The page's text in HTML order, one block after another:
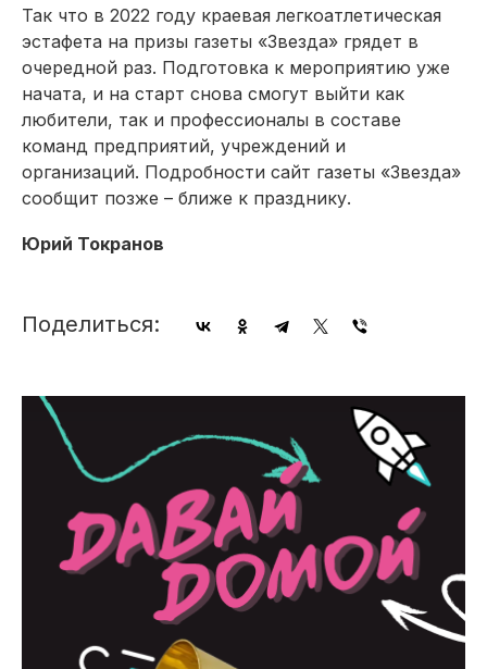
Так что в 2022 году краевая легкоатлетическая
эстафета на призы газеты «Звезда» грядет в
очередной раз. Подготовка к мероприятию уже
начата, и на старт снова смогут выйти как
любители, так и профессионалы в составе
команд предприятий, учреждений и
организаций. Подробности сайт газеты «Звезда»
сообщит позже – ближе к празднику.
Юрий Токранов
Поделиться: